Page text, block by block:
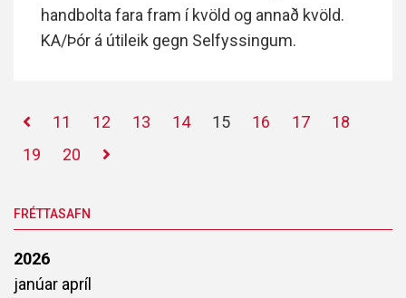
handbolta fara fram í kvöld og annað kvöld.
KA/Þór á útileik gegn Selfyssingum.
11 12 13 14 15 16 17
18
19
20
FRÉTTASAFN
2026
janúar apríl